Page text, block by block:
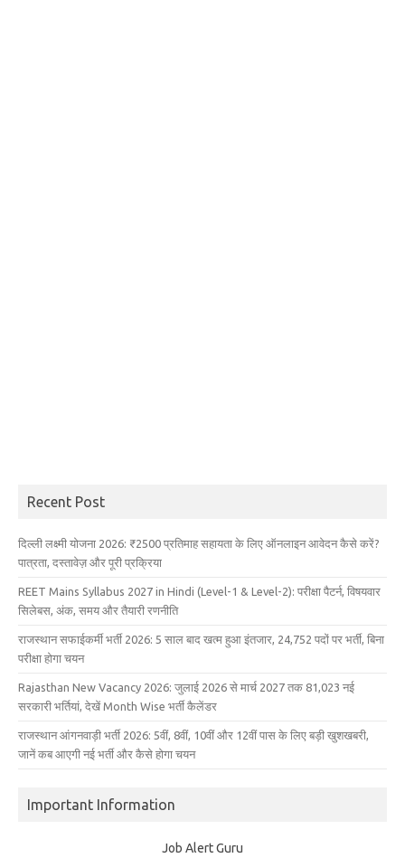
Recent Post
दिल्ली लक्ष्मी योजना 2026: ₹2500 प्रतिमाह सहायता के लिए ऑनलाइन आवेदन कैसे करें?
पात्रता, दस्तावेज़ और पूरी प्रक्रिया
REET Mains Syllabus 2027 in Hindi (Level-1 & Level-2): परीक्षा पैटर्न, विषयवार
सिलेबस, अंक, समय और तैयारी रणनीति
राजस्थान सफाईकर्मी भर्ती 2026: 5 साल बाद खत्म हुआ इंतजार, 24,752 पदों पर भर्ती, बिना
परीक्षा होगा चयन
Rajasthan New Vacancy 2026: जुलाई 2026 से मार्च 2027 तक 81,023 नई
सरकारी भर्तियां, देखें Month Wise भर्ती कैलेंडर
राजस्थान आंगनवाड़ी भर्ती 2026: 5वीं, 8वीं, 10वीं और 12वीं पास के लिए बड़ी खुशखबरी,
जानें कब आएगी नई भर्ती और कैसे होगा चयन
Important Information
Job Alert Guru